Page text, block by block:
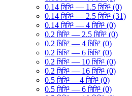
0.14 মিমি² — 1.5 মিমি² (0)
0.14 মিমি² — 2.5 মিমি² (31)
0.14 মিমি² — 4 মিমি² (0)
0.2 মিমি² — 2.5 মিমি² (0)
0.2 মিমি² — 4 মিমি² (0)
0.2 মিমি² — 6 মিমি² (0)
0.2 মিমি² — 10 মিমি² (0)
0.2 মিমি² — 16 মিমি² (0)
0.5 মিমি² —4 মিমি² (0)
0.5 মিমি² — 6 মিমি² (0)